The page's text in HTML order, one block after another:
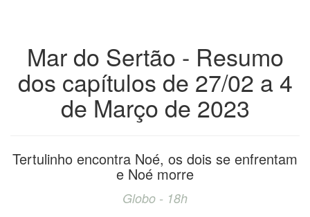
Mar do Sertão - Resumo
dos capítulos de 27/02 a 4
de Março de 2023
Tertulinho encontra Noé, os dois se enfrentam
e Noé morre
Globo - 18h